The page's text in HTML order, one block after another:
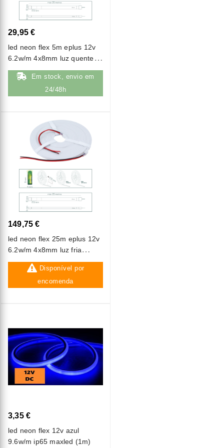
29,95 €
led neon flex 5m eplus 12v
6.2w/m 4x8mm luz quente
(2700k) ip67
Em stock, envio em
24/48h
149,75 €
led neon flex 25m eplus 12v
6.2w/m 4x8mm luz fria
(6500k) ip67
Disponível por
encomenda
3,35 €
led neon flex 12v azul
9.6w/m ip65 maxled (1m)